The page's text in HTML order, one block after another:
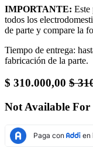
IMPORTANTE: Este
todos los
de parte y compare la
Tiempo de entrega:
fabricación de la parte.
$ 310.000,00 $
Not Available For